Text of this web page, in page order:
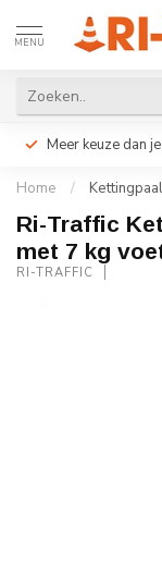
MENU
Meer keuze dan
Home /
Ri-Traffic
met 7 kg
RI-TRAFFIC